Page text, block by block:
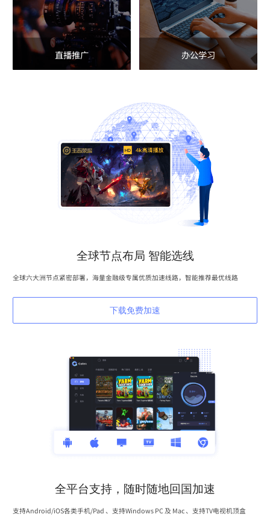
直播推广 办公学习
全球节点布局 智能选线
全球六大洲节点紧密部署，海量金融级专属优质加速线路，智能推荐最优线路
下载免费加速
全平台支持，随时随地回国加速
支持Android/iOS各类手机/Pad 、支持Windows PC 及 Mac 、支持TV电视机顶盒